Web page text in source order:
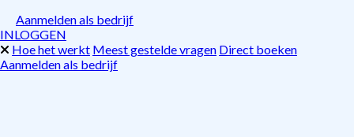
Aanmelden als bedrijf
INLOGGEN
Hoe het werkt Meest gestelde vragen Direct boeken
Aanmelden als bedrijf